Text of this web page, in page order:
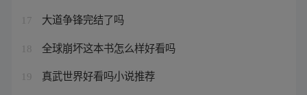
17 大道争锋完结了吗
18 全球崩坏这本书怎么样好看吗
19 真武世界好看吗小说推荐